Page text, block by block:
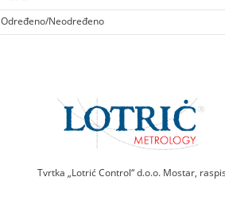
Određeno/Neodređeno
Tvrtka „Lotrić Control“ d.o.o. Mostar,